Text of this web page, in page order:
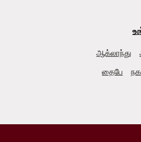
ஆக்லாந்து
தைபே